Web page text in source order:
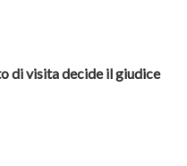
di visita decide il giudice